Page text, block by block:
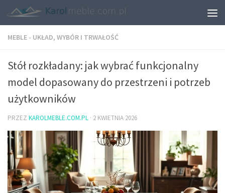
MEBLE - UKŁAD, WYBÓR I TRWAŁOŚĆ
Stół rozkładany: jak wybrać funkcjonalny
model dopasowany do przestrzeni i potrzeb
użytkowników
PRZEZ KAROLMEBLE.COM.PL · 2 KWIETNIA 2026